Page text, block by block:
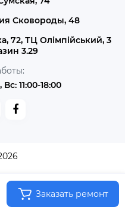
Заказать ремонт
Сковороды, 48
72, ТЦ Олімпійський, 3
3.29
11:00-18:00